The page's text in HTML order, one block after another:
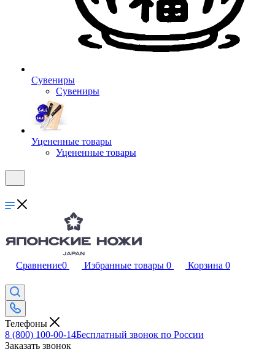
Сувениры
Сувениры
Уцененные товары
Уцененные товары
Сравнение0 Избранные товары 0 Корзина 0
Телефоны
8 (800) 100-00-14Бесплатный звонок по России
Заказать звонок